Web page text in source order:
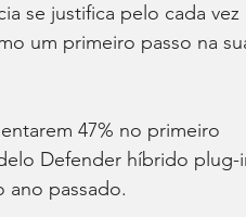
se justifica pelo cada vez
um primeiro passo na
47% no primeiro
Defender híbrido
ano passado.